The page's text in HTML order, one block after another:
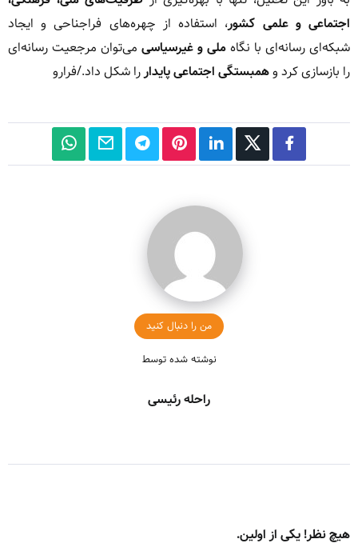
اجتماعی و علمی کشور، استفاده از چهره‌های فراجناحی و ایجاد
شبکه‌ای رسانه‌ای با نگاه ملی و غیرسیاسی می‌توان مرجعیت رسانه‌ای
را بازسازی کرد وهمبستگی اجتماعی پایدار را شکل داد./فرارو
من را دنبال کنید
نوشته شده توسط
راحله رئیسی
هیچ نظر! یکی از اولین.